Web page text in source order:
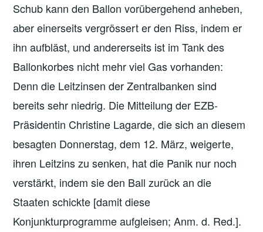
Schub kann den Ballon vorübergehend anheben,
aber einerseits vergrössert er den Riss, indem er
ihn aufbläst, und andererseits ist im Tank des
Ballonkorbes nicht mehr viel Gas vorhanden:
Denn die Leitzinsen der Zentralbanken sind
bereits sehr niedrig. Die Mitteilung der EZB-
Präsidentin Christine Lagarde, die sich an diesem
besagten Donnerstag, dem 12. März, weigerte,
ihren Leitzins zu senken, hat die Panik nur noch
verstärkt, indem sie den Ball zurück an die
Staaten schickte [damit diese
Konjunkturprogramme aufgleisen; Anm. d. Red.].